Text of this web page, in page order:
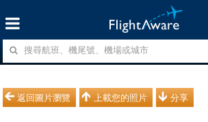
返回圖片瀏覽 上載您的照片 分享